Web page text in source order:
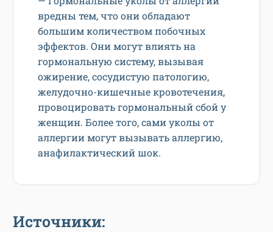
вредны тем, что они обладают
большим количеством побочных
эффектов. Они могут влиять на
гормональную систему, вызывая
ожирение, сосудистую патологию,
желудочно-кишечные кровотечения,
провоцировать гормональный сбой у
женщин. Более того, сами уколы от
аллергии могут вызывать аллергию,
анафилактический шок.
Источники: